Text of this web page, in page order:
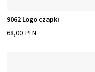
9062 Logo czapki
68,00 PLN